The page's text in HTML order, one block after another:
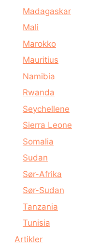
Madagaskar
Mali
Marokko
Mauritius
Namibia
Rwanda
Seychellene
Sierra Leone
Somalia
Sudan
Sør-Afrika
Sør-Sudan
Tanzania
Tunisia
Artikler